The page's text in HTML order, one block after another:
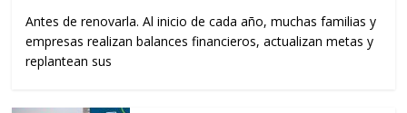
Antes de renovarla. Al inicio de cada año, muchas familias y
empresas realizan balances financieros, actualizan metas y
replantean sus